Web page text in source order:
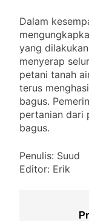
Dalam
yang
menyerap
petani tanah
terus
bagus.
pertanian dari
bagus.
Penulis: Suud
Editor: Erik